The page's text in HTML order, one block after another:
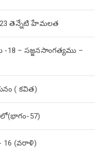
తెన్నేటి హేమలత
– సజ్జనసాంగత్యము –
( కవిత)
57)
(వరాళి)